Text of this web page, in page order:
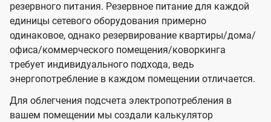
резервного питания. Резервное питание для каждой
единицы сетевого оборудования примерно
одинаковое, однако резервирование квартиры/дома/
офиса/коммерческого помещения/коворкинга
требует индивидуального подхода, ведь
энергопотребление в каждом помещении отличается.
Для облегчения подсчета электропотребления в
вашем помещении мы создали калькулятор